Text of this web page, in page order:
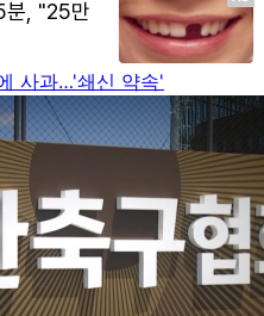
사과…'쇄신 약속'